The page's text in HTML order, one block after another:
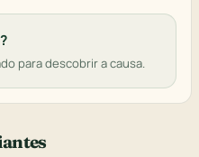
para descobrir a causa.